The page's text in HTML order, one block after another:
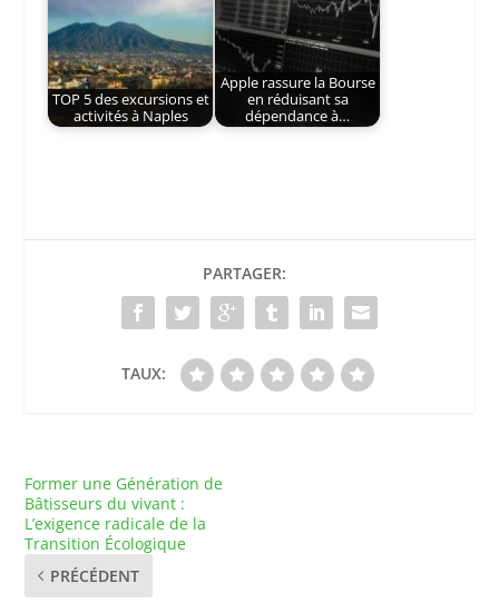
TOP 5 des excursions et
activités à Naples
Apple rassure la Bourse
en réduisant sa
dépendance à…
PARTAGER:
TAUX:
Former une Génération de
Bâtisseurs du vivant :
L’exigence radicale de la
Transition Écologique
PRÉCÉDENT